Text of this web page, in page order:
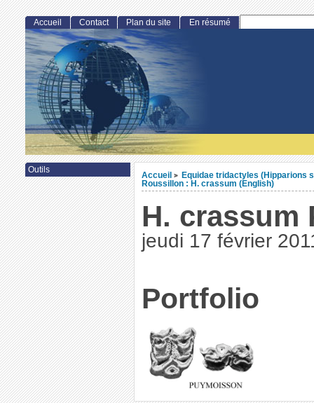
Accueil >
Equidae tridactyles (Hipparions
Roussillon : H. crassum (English)
H. crassum
jeudi 17 février
Portfolio
Accueil Contact Plan du site En résumé
Outils